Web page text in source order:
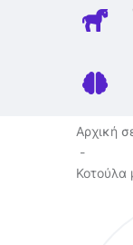
Αρχική
Κοτούλα